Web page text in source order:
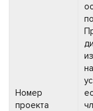
Номер
проекта